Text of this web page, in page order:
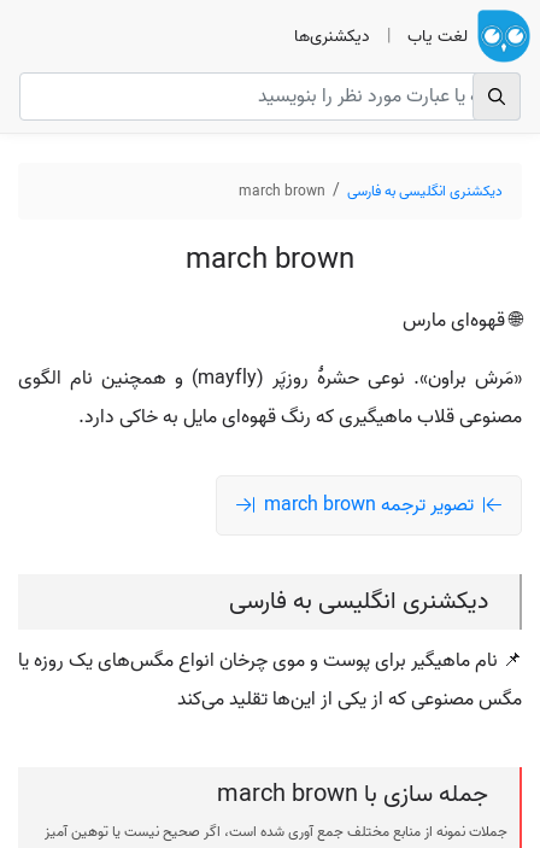
لغت یاب | دیکشنری‌ها
دیکشنری انگلیسی به فارسی march brown
march brown
🌐 قهوه‌ای مارس
«مَرش براون». نوعی حشرهٔ روزپَر (mayfly) و همچنین نام الگوی
مصنوعی قلاب ماهیگیری که رنگ قهوه‌ای مایل به خاکی دارد.
تصویر ترجمه march brown
دیکشنری انگلیسی به فارسی
📌 نام ماهیگیر برای پوست و موی چرخان انواع مگس‌های یک روزه یا
مگس مصنوعی که از یکی از این‌ها تقلید می‌کند
جمله سازی با march brown
جملات نمونه از منابع مختلف جمع آوری شده است، اگر صحیح نیست یا توهین آمیز